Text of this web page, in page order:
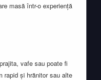
masă într-o experiență
vafe sau poate fi
rapid și hrănitor sau alte